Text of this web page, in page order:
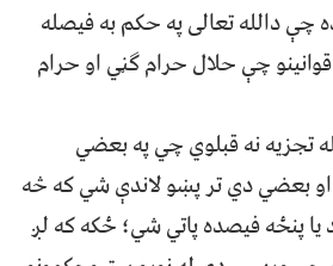
چې دالله تعالی په حکم به فيصله
چې حلال حرام ګڼي او حرام
تجزيه نه قبلوي چي په بعضي
بعضي دي تر پښو لاندې شي که څه
پنځه فیصده پاتي شي؛ ځکه که لږ